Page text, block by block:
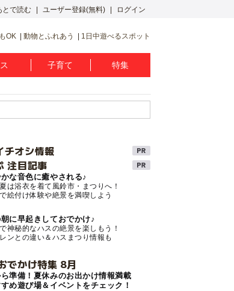
とで読む ユーザー登録(無料) ログイン
OK 動物とふれあう 1日中遊べるスポット
子育て 特集
チオシ情報
注目記事
な音色に癒やされる♪
は浴衣を着て風鈴市・まつりへ！
絵付け体験や絶景を満喫しよう
に早起きしておでかけ♪
神秘的なハスの絶景を楽しもう！
ンとの違い＆ハスまつり情報も
でかけ特集 8月
準備！夏休みのお出かけ情報満載
め遊び場＆イベントをチェック！